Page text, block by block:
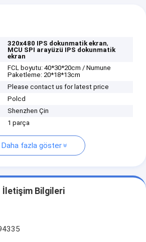
320x480 IPS dokunmatik ekran,
MCU SPI arayüzü IPS dokunmatik
ekran
FCL boyutu: 40*30*20cm / Numune
Paketleme: 20*18*13cm
Please contact us for latest price
Polcd
Shenzhen Çin
1 parça
Daha fazla göster
İletişim Bilgileri